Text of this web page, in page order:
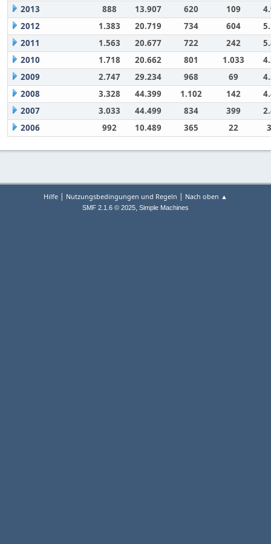
2013
888 13.907 620 109
2012
1.383 20.719 734 604
2011
1.563 20.677 722 242
2010
1.718 20.662 801 1.033
2009
2.747 29.234 968 69
2008
3.328 44.399 1.102 142
2007
3.033 44.499 834 399
2006
992 10.489 365 22
Hilfe | Nutzungsbedingungen und Regeln | Nach oben ▲
SMF 2.1.6 © 2025, Simple Machines